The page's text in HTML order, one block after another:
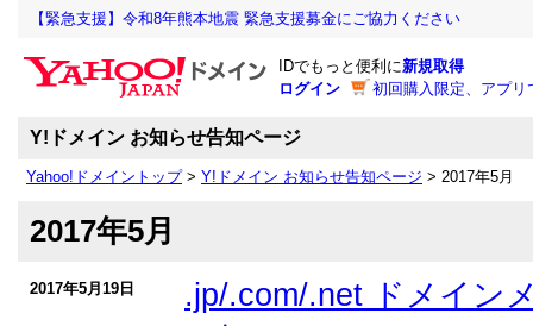
【緊急支援】令和8年熊本地震 緊急支援募金にご協力ください
IDでもっと便利に新規取得
ログイン
初回購入限定、アプ
Y!ドメイン お知らせ告知ページ
Yahoo!ドメイントップ> Y!ドメイン お知らせ告知ページ > 2017年5月
2017年5月
2017年5月19日
.jp/.com/.net ドメイン